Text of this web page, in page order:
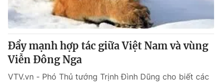
Đẩy mạnh hợp tác giữa Việt Nam và vùng
Viễn Đông Nga
VTV.vn - Phó Thủ tướng Trịnh Đình Dũng cho biết các